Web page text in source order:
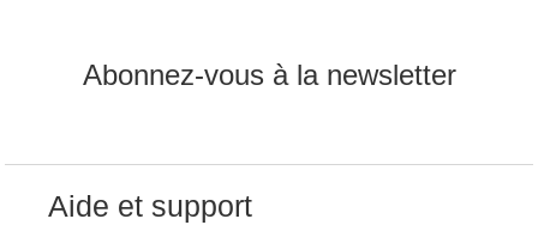
Abonnez-vous à la newsletter
Aide et support